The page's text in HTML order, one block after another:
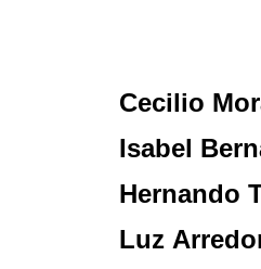
Cecilio
Isabel
Hernando
Luz